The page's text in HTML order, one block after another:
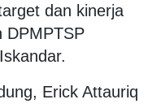
dan kinerja
DPMPTSP
Erick Attauriq